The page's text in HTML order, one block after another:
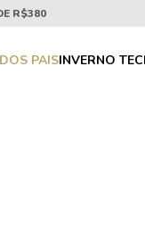
R$380
PAISINVERNO